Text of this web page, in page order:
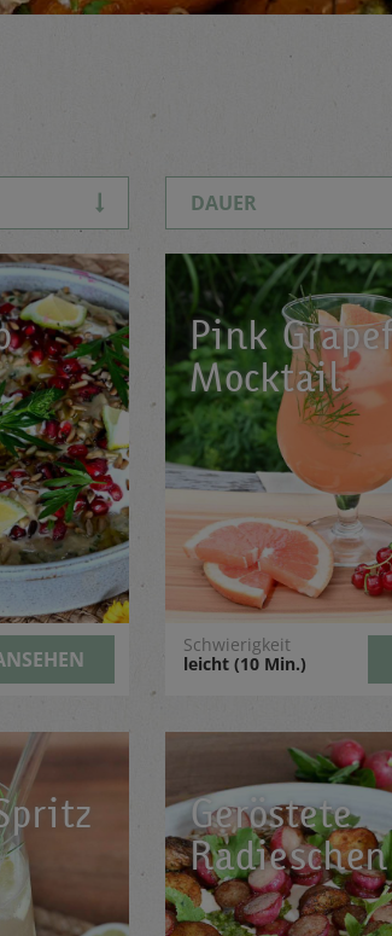
DAUER
Pink
Mocktail
Schwierigkeit
leicht (10 Min.)
Geröstete
Radieschen